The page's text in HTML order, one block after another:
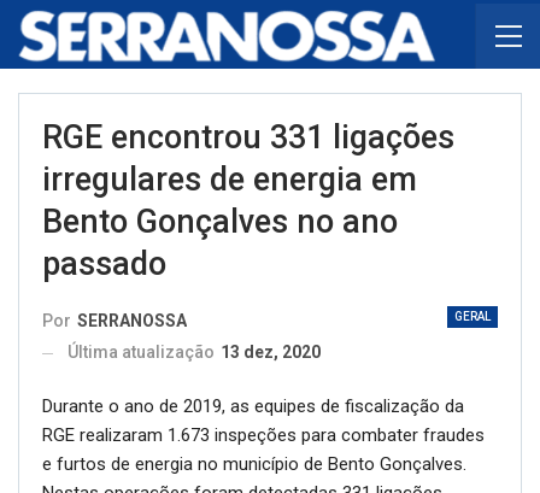
RGE encontrou 331 ligações
irregulares de energia em
Bento Gonçalves no ano
passado
GERAL
Por SERRANOSSA
Última atualização 13 dez, 2020
Durante o ano de 2019, as equipes de fiscalização da
RGE realizaram 1.673 inspeções para combater fraudes
e furtos de energia no município de Bento Gonçalves.